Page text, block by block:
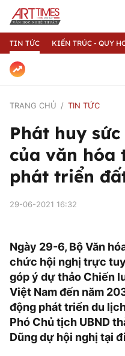
TIN TỨC KIẾN TRÚC - QUY
TRANG CHỦ TIN TỨC
Phát huy
của văn hóa
phát triển
29-06-2021 16:32
Ngày 29-6, Bộ Văn
chức hội nghị trực
góp ý dự thảo Chiến
Việt Nam đến năm
động phát triển du
Phó Chủ tịch UBND
Dũng dự hội nghị tại